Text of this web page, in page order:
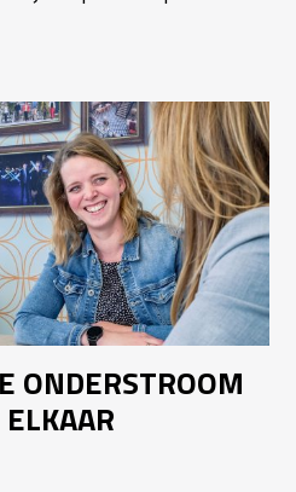
ONDERSTROOM